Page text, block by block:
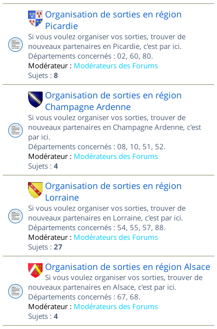
Organisation de sorties en région
Picardie
Si vous voulez organiser vos sorties, trouver de
nouveaux partenaires en Picardie, c'est par ici.
Départements concernés : 02, 60, 80.
Modérateur : Modérateurs des Forums
Sujets : 8
Organisation de sorties en région
Champagne Ardenne
Si vous voulez organiser vos sorties, trouver de
nouveaux partenaires en Champagne Ardenne, c'est
par ici.
Départements concernés : 08, 10, 51, 52.
Modérateur : Modérateurs des Forums
Sujets : 4
Organisation de sorties en région
Lorraine
Si vous voulez organiser vos sorties, trouver de
nouveaux partenaires en Lorraine, c'est par ici.
Départements concernés : 54, 55, 57, 88.
Modérateur : Modérateurs des Forums
Sujets : 27
Organisation de sorties en région Alsace
Si vous voulez organiser vos sorties, trouver de
nouveaux partenaires en Alsace, c'est par ici.
Départements concernés : 67, 68.
Modérateur : Modérateurs des Forums
Sujets : 4